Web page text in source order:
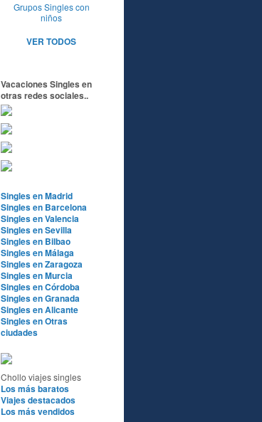
Grupos Singles con
niños
VER TODOS
Vacaciones Singles en
otras redes sociales..
Singles en Madrid
Singles en Barcelona
Singles en Valencia
Singles en Sevilla
Singles en Bilbao
Singles en Málaga
Singles en Zaragoza
Singles en Murcia
Singles en Córdoba
Singles en Granada
Singles en Alicante
Singles en Otras
ciudades
Chollo viajes singles
Los más baratos
Viajes destacados
Los más vendidos